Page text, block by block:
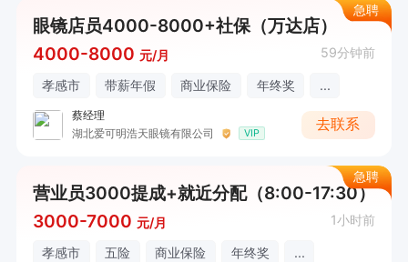
急聘
眼镜店员4000-8000+社保（万达店）
4000-8000 元/月 59分钟前
孝感市 带薪年假 商业保险 年终奖 ...
蔡经理
湖北爱可明浩天眼镜有限公司
VIP
去联系
急聘
营业员3000提成+就近分配（8:00-17:30）
3000-7000 元/月 1小时前
孝感市 五险 商业保险 年终奖 ...